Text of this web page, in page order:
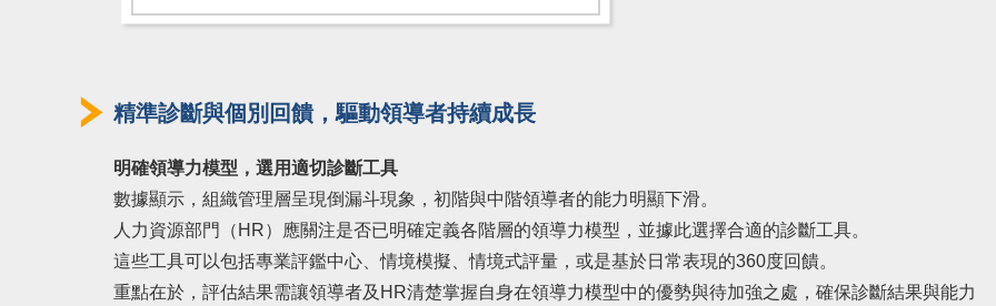
精準診斷與個別回饋，驅動領導者持續成長
明確領導力模型，選用適切診斷工具
數據顯示，組織管理層呈現倒漏斗現象，初階與中階領導者的能力明顯下滑。
人力資源部門（HR）應關注是否已明確定義各階層的領導力模型，並據此選擇合適的診斷工具。
這些工具可以包括專業評鑑中心、情境模擬、情境式評量，或是基於日常表現的360度回饋。
重點在於，評估結果需讓領導者及HR清楚掌握自身在領導力模型中的優勢與待加強之處，確保診斷結果與能力